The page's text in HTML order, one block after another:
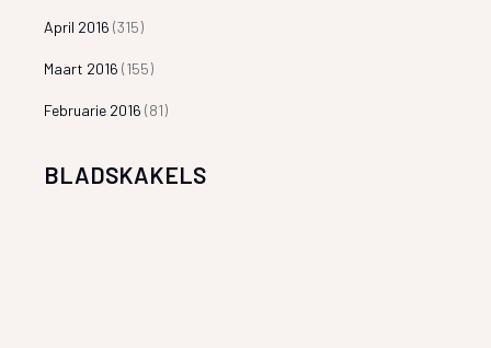
April 2016 (315)
Maart 2016 (155)
Februarie 2016 (81)
BLADSKAKELS